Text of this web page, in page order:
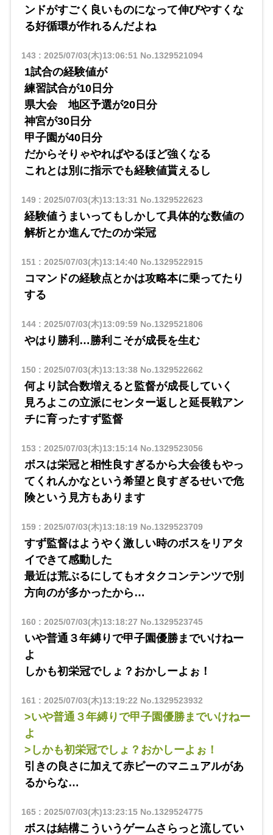
ンドがすごく良いものになって伸びやすくな
る好循環が作れるんだよね
143 : 2025/07/03(木)13:06:51 No.1329521094
1試合の経験値が
練習試合が10日分
県大会 地区予選が20日分
神宮が30日分
甲子園が40日分
だからそりゃやればやるほど強くなる
これとは別に指示でも経験値貰えるし
149: 2025/07/03(木)13:13:31 No.1329522623
経験値うまいってもしかして具体的な数値の
解析とか進んでたのか栄冠
151 : 2025/07/03(木)13:14:40 No.1329522915
コマンドの経験点とかは攻略本に乗ってたり
する
144: 2025/07/03(木)13:09:59No.1329521806
やはり勝利…勝利こそが成長を生む
150 : 2025/07/03(木)13:13:38No.1329522662
何より試合数増えると監督が成長していく
見ろよこの立派にセンター返しと延長戦アン
チに育ったすず監督
153 : 2025/07/03(木)13:15:14No.1329523056
ボスは栄冠と相性良すぎるから大会後もやっ
てくれんかなという希望と良すぎるせいで危
険という見方もあります
159: 2025/07/03(木)13:18:19No.1329523709
すず監督はようやく激しい時のボスをリアタ
イできて感動した
最近は荒ぶるにしてもオタクコンテンツで別
方向のが多かったから…
160 : 2025/07/03(木)13:18:27 No.1329523745
いや普通３年縛りで甲子園優勝までいけねー
よ
しかも初栄冠でしょ？おかしーよぉ！
161 : 2025/07/03(木)13:19:22 No.1329523932
>いや普通３年縛りで甲子園優勝までいけねー
よ
>しかも初栄冠でしょ？おかしーよぉ！
引きの良さに加えて赤ピーのマニュアルがあ
るからな…
165: 2025/07/03(木)13:23:15No.1329524775
ボスは結構こういうゲームさらっと流してい